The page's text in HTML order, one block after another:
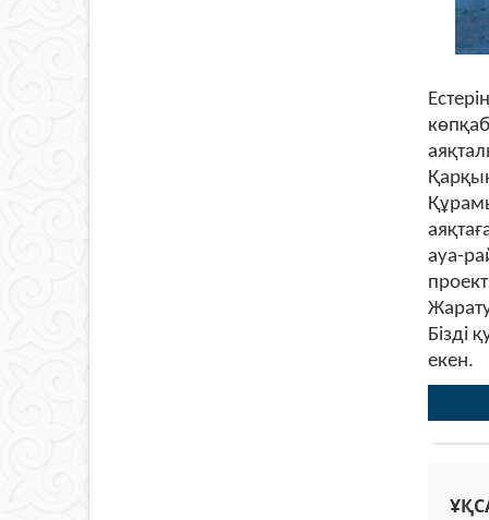
ауа-
Бізді
екен.